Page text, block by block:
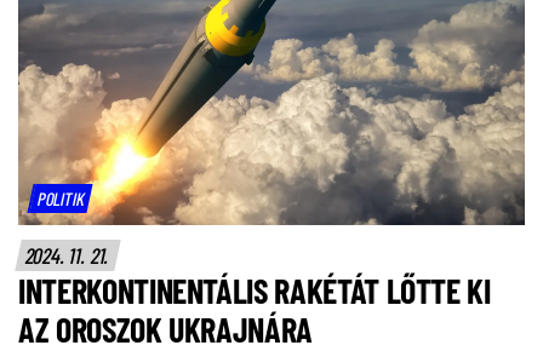
POLITIK
2024. 11. 21.
INTERKONTINENTÁLIS RAKÉTÁT LŐTTE KI
AZ OROSZOK UKRAJNÁRA